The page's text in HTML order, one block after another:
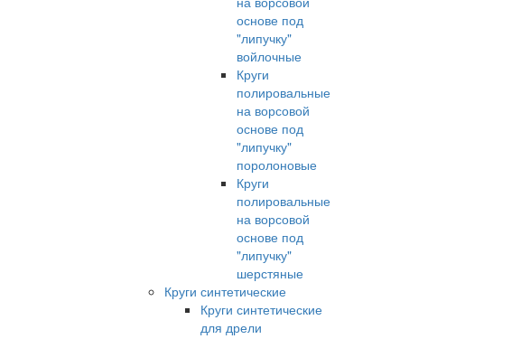
основе под
"липучку"
войлочные
Круги
полировальные
на ворсовой
основе под
"липучку"
поролоновые
Круги
полировальные
на ворсовой
основе под
"липучку"
шерстяные
Круги синтетические
Круги синтетические
для дрели